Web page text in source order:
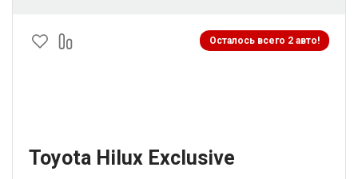
Осталось всего 2 авто!
Toyota Hilux Exclusive